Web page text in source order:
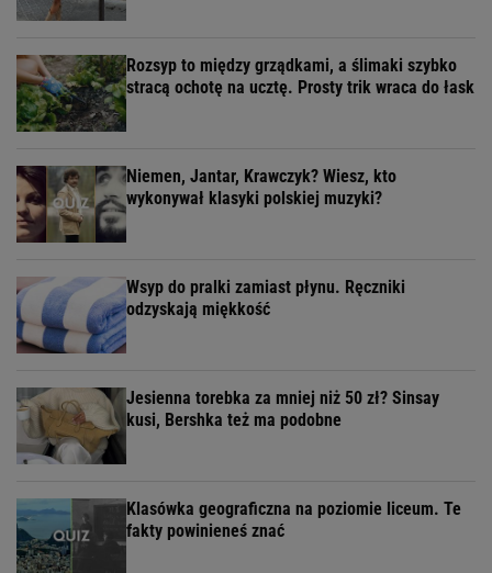
Rozsyp to między grządkami, a ślimaki szybko
stracą ochotę na ucztę. Prosty trik wraca do łask
Niemen, Jantar, Krawczyk? Wiesz, kto
wykonywał klasyki polskiej muzyki?
Wsyp do pralki zamiast płynu. Ręczniki
odzyskają miękkość
Jesienna torebka za mniej niż 50 zł? Sinsay
kusi, Bershka też ma podobne
Klasówka geograficzna na poziomie liceum. Te
fakty powinieneś znać